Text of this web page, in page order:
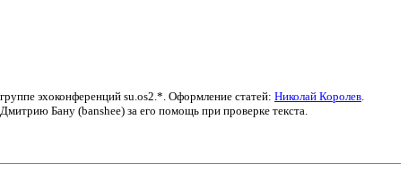
эхоконференций su.os2.*. Оформление статей: Николай Королев.
Бану (banshee) за его помощь при проверке текста.